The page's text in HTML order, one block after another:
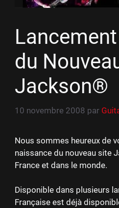
du
Jackson®
10 novembre 2008 par
Nous sommes heureux de
naissance du nouveau site
France et dans le monde.
Disponible dans plusieurs
Française est déjà